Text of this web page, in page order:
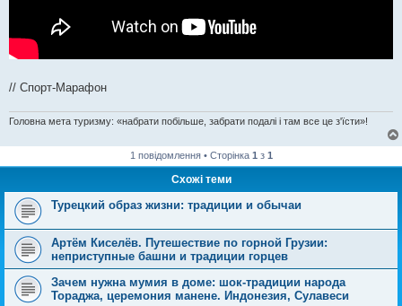
// Спорт-Марафон
Головна мета туризму: «набрати побільше, забрати подалі і там все це з'їсти»!
1 повідомлення • Сторінка 1 з 1
Схожі теми
Турецкий образ жизни: традиции и обычаи
Артём Киселёв. Путешествие по горной Грузии:
неприступные башни и традиции горцев
Зачем нужна мумия в доме: шок-традиции народа
Тораджа, церемония манене. Индонезия, Сулавеси